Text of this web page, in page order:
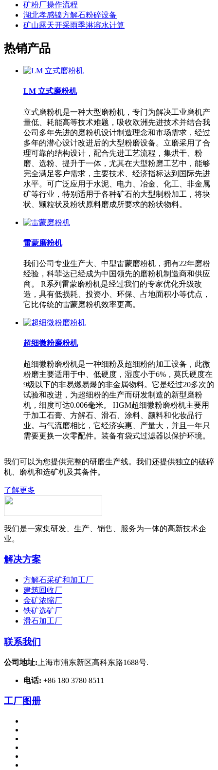
矿粉厂操作流程
湖北孝感镍方解石粉碎设备
矿山露天开采雨季淋溶水计算
热销产品
LM 立式磨粉机
立式磨粉机是一种大型磨粉机，专门为解决工业磨机产
量低、耗能高等技术难题，吸收欧洲先进技术并结合我
公司多年先进的磨粉机设计制造理念和市场需求，经过
多年的潜心设计改进后的大型粉磨设备。立磨采用了合
理可靠的结构设计，配合先进工艺流程，集烘干、粉
磨、选粉、提升于一体，尤其在大型粉磨工艺中，能够
完全满足客户需求，主要技术、经济指标达到国际先进
水平。可广泛应用于水泥、电力、冶金、化工、非金属
矿等行业，特别适用于各种矿石的大型制粉加工，将块
状、颗粒状及粉状原料磨成所要求的粉状物料。
雷蒙磨粉机
我们公司专业生产大、中型雷蒙磨粉机，拥有22年磨粉
经验，科菲达已经成为中国领先的磨粉机制造商和供应
商。 R系列雷蒙磨粉机是经过我们的专家优化升级改
造，具有低损耗、投资小、环保、占地面积小等优点，
它比传统的雷蒙磨粉机效率更高。
超细微粉磨粉机
超细微粉磨粉机是一种细粉及超细粉的加工设备，此微
粉磨主要适用于中、低硬度，湿度小于6%，莫氏硬度在
9级以下的非易燃易爆的非金属物料。它是经过20多次的
试验和改进，为超细粉的生产而研发制造的新型磨粉
机，细度可达0.006毫米。 HGM超细微粉磨粉机主要用
于加工石膏、方解石、滑石、涂料、颜料和化妆品行
业。与气流磨相比，它经济实惠、产量大，并且一年只
需要更换一次零配件。装备有袋式过滤器以保护环境。
我们可以为您提供完整的研磨生产线。我们还提供独立的破碎
机、磨机和选矿机及其备件。
了解更多
我们是一家集研发、生产、销售、服务为一体的高新技术企
业。
解决方案
方解石采矿和加工厂
建筑回收厂
金矿浓缩厂
铁矿选矿厂
滑石加工厂
联系我们
公司地址: 上海市浦东新区高科东路1688号.
电话: +86 180 3780 8511
工厂图册